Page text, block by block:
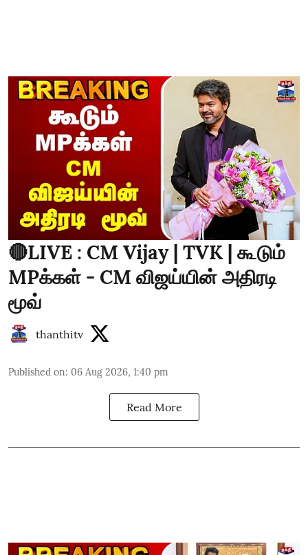
🔴LIVE : CM Vijay | TVK | கூடும்
MPக்கள் - CM விஜய்யின் அதிரடி
மூவ்
thanthitv
Published on: 06 Aug 2026, 1:40 pm
Read More